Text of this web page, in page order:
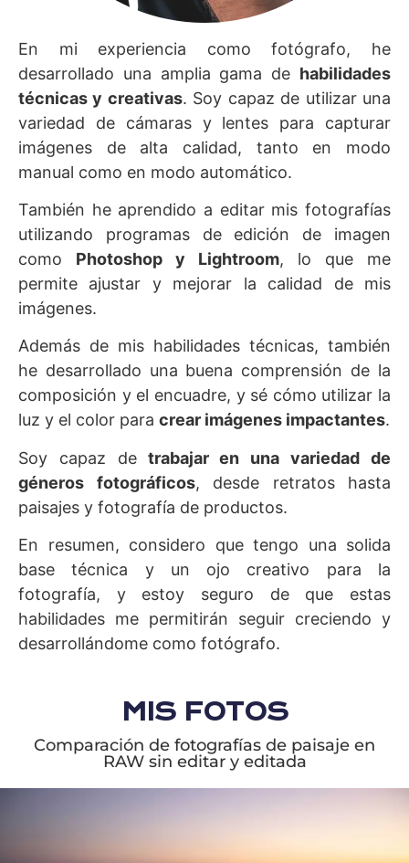
En mi experiencia como fotógrafo, he
desarrollado una amplia gama de habilidades
técnicas y creativas. Soy capaz de utilizar una
variedad de cámaras y lentes para capturar
imágenes de alta calidad, tanto en modo
manual como en modo automático.
También he aprendido a editar mis fotografías
utilizando programas de edición de imagen
como Photoshop y Lightroom, lo que me
permite ajustar y mejorar la calidad de mis
imágenes.
Además de mis habilidades técnicas, también
he desarrollado una buena comprensión de la
composición y el encuadre, y sé cómo utilizar la
luz y el color para crear imágenes impactantes.
Soy capaz detrabajar en una variedad de
géneros fotográficos, desde retratos hasta
paisajes y fotografía de productos.
En resumen, considero que tengo una solida
base técnica y un ojo creativo para la
fotografía, y estoy seguro de que estas
habilidades me permitirán seguir creciendo y
desarrollándome como fotógrafo.
MIS FOTOS
Comparación de fotografías de paisaje en
RAW sin editar y editada